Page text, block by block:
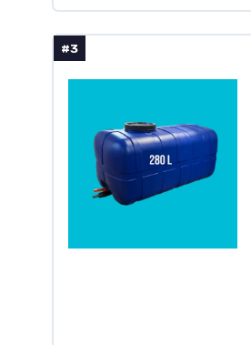
#3